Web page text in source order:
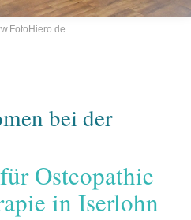
bei der
Osteopathie
in Iserlohn